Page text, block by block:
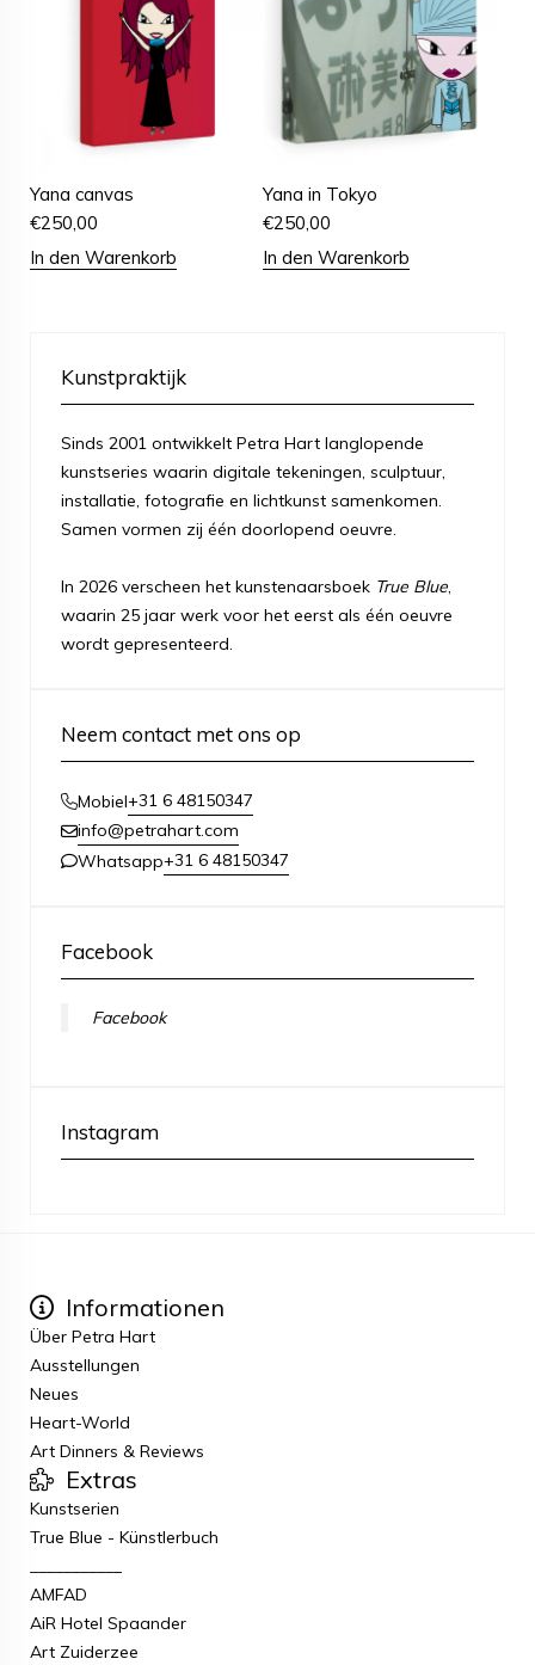
Yana canvas
€250,00
In den Warenkorb
Yana in Tokyo
€250,00
In den Warenkorb
Kunstpraktijk
Sinds 2001 ontwikkelt Petra Hart langlopende
kunstseries waarin digitale tekeningen, sculptuur,
installatie, fotografie en lichtkunst samenkomen.
Samen vormen zij één doorlopend oeuvre.
In 2026 verscheen het kunstenaarsboek True Blue,
waarin 25 jaar werk voor het eerst als één oeuvre
wordt gepresenteerd.
Neem contact met ons op
Mobiel+31 6 48150347
info@petrahart.com
Whatsapp+31 6 48150347
Facebook
Facebook
Instagram
Informationen
Über Petra Hart
Ausstellungen
Neues
Heart-World
Art Dinners & Reviews
Extras
Kunstserien
True Blue - Künstlerbuch
AMFAD
AiR Hotel Spaander
Art Zuiderzee